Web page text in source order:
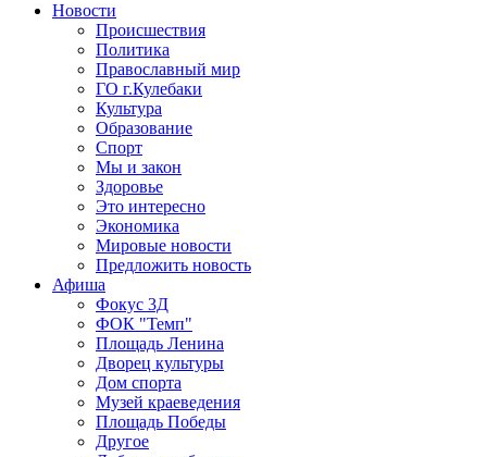
Новости
Происшествия
Политика
Православный мир
ГО г.Кулебаки
Культура
Образование
Спорт
Мы и закон
Здоровье
Это интересно
Экономика
Мировые новости
Предложить новость
Афиша
Фокус 3Д
ФОК "Темп"
Площадь Ленина
Дворец культуры
Дом спорта
Музей краеведения
Площадь Победы
Другое